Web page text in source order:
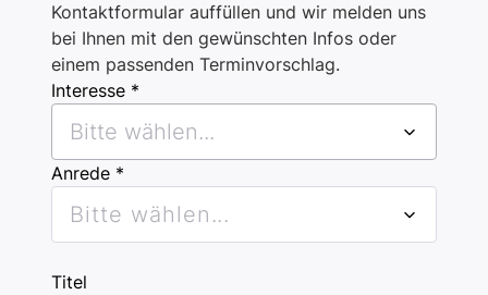
Kontaktformular auffüllen und wir melden uns
bei Ihnen mit den gewünschten Infos oder
einem passenden Terminvorschlag.
Interesse *
Bitte wählen...
Anrede *
Bitte wählen...
Titel